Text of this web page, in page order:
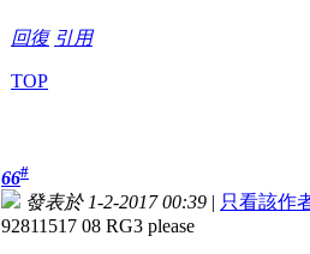
回復 引用
TOP
66#
發表於 1-2-2017 00:39 | 只看該作
92811517 08 RG3 please